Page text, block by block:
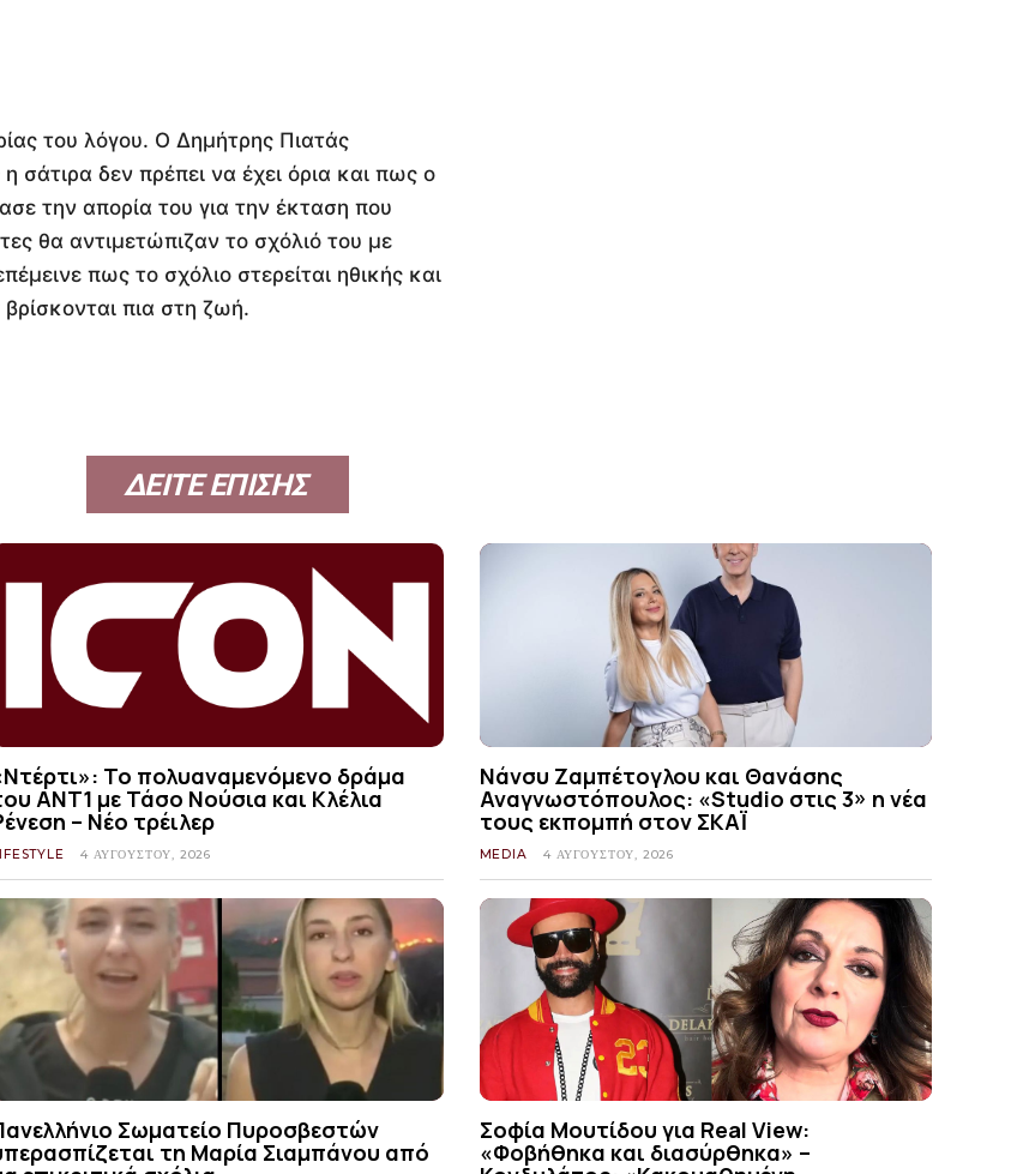
του λόγου. Ο Δημήτρης Πιατάς
σάτιρα δεν πρέπει να έχει όρια και πως ο
την απορία του για την έκταση που
θα αντιμετώπιζαν το σχόλιό του με
πως το σχόλιο στερείται ηθικής και
πια στη ζωή.
ΔΕΙΤΕ ΕΠΙΣΗΣ
Το πολυαναμενόμενο δράμα
ΑΝΤ1 με Τάσο Νούσια και Κλέλια
– Νέο τρέιλερ
4 ΑΥΓΟΎΣΤΟΥ, 2026
Νάνσυ Ζαμπέτογλου και Θανάσης
Αναγνωστόπουλος: «Studio στις 3» η νέα
τους εκπομπή στον ΣΚΑΪ
MEDIA 4 ΑΥΓΟΎΣΤΟΥ, 2026
Σωματείο Πυροσβεστών
τη Μαρία Σιαμπάνου από
Σοφία Μουτίδου για Real View:
«Φοβήθηκα και διασύρθηκα» –